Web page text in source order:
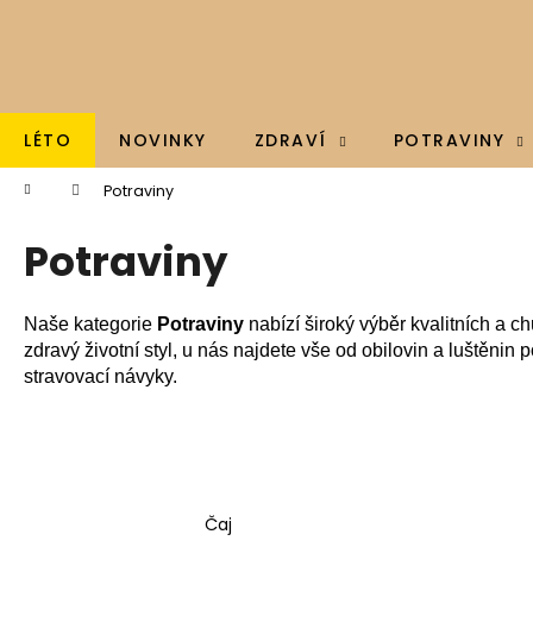
LÉTO NOVINKY ZDRAVÍ POTRAVINY
Domů Potraviny
Potraviny
Naše kategorie Potraviny nabízí široký výběr kvalitních a
zdravý životní styl, u nás najdete vše od obilovin a luštěnin
stravovací návyky.
Čaj
í
obchodu
obchodu
BRAINMAX - OMEGA 3, OLEJ Z TRESČÍCH
JATER, CITRÓN, 240 ML